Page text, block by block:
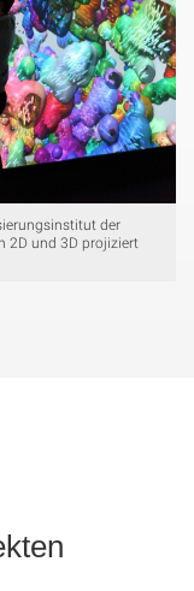
der
2D und 3D projiziert